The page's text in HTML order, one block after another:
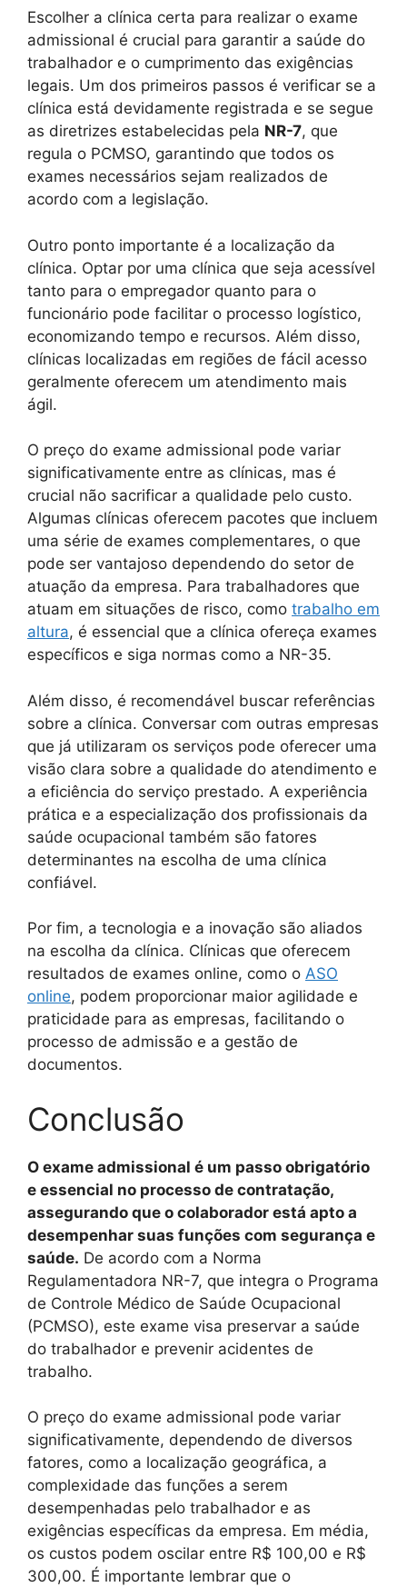
Escolher a clínica certa para realizar o exame
admissional é crucial para garantir a saúde do
trabalhador e o cumprimento das exigências
legais. Um dos primeiros passos é verificar se a
clínica está devidamente registrada e se segue
as diretrizes estabelecidas pela NR-7, que
regula o PCMSO, garantindo que todos os
exames necessários sejam realizados de
acordo com a legislação.
Outro ponto importante é a localização da
clínica. Optar por uma clínica que seja acessível
tanto para o empregador quanto para o
funcionário pode facilitar o processo logístico,
economizando tempo e recursos. Além disso,
clínicas localizadas em regiões de fácil acesso
geralmente oferecem um atendimento mais
ágil.
O preço do exame admissional pode variar
significativamente entre as clínicas, mas é
crucial não sacrificar a qualidade pelo custo.
Algumas clínicas oferecem pacotes que incluem
uma série de exames complementares, o que
pode ser vantajoso dependendo do setor de
atuação da empresa. Para trabalhadores que
atuam em situações de risco, como trabalho em
altura, é essencial que a clínica ofereça exames
específicos e siga normas como a NR-35.
Além disso, é recomendável buscar referências
sobre a clínica. Conversar com outras empresas
que já utilizaram os serviços pode oferecer uma
visão clara sobre a qualidade do atendimento e
a eficiência do serviço prestado. A experiência
prática e a especialização dos profissionais da
saúde ocupacional também são fatores
determinantes na escolha de uma clínica
confiável.
Por fim, a tecnologia e a inovação são aliados
na escolha da clínica. Clínicas que oferecem
resultados de exames online, como o ASO
online, podem proporcionar maior agilidade e
praticidade para as empresas, facilitando o
processo de admissão e a gestão de
documentos.
Conclusão
O exame admissional é um passo obrigatório
e essencial no processo de contratação,
assegurando que o colaborador está apto a
desempenhar suas funções com segurança e
saúde. De acordo com a Norma
Regulamentadora NR-7, que integra o Programa
de Controle Médico de Saúde Ocupacional
(PCMSO), este exame visa preservar a saúde
do trabalhador e prevenir acidentes de
trabalho.
O preço do exame admissional pode variar
significativamente, dependendo de diversos
fatores, como a localização geográfica, a
complexidade das funções a serem
desempenhadas pelo trabalhador e as
exigências específicas da empresa. Em média,
os custos podem oscilar entre R$ 100,00 e R$
300,00. É importante lembrar que o